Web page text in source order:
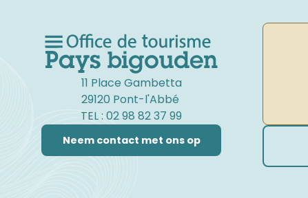
11 Place Gambetta
29120 Pont-l'Abbé
TEL : 02 98 82 37 99
Neem contact met ons op